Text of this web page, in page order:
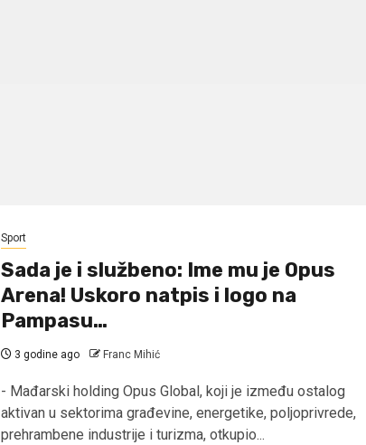
Sport
Sada je i službeno: Ime mu je Opus
Arena! Uskoro natpis i logo na
Pampasu…
3 godine ago Franc Mihić
- Mađarski holding Opus Global, koji je između ostalog
aktivan u sektorima građevine, energetike, poljoprivrede,
prehrambene industrije i turizma, otkupio...